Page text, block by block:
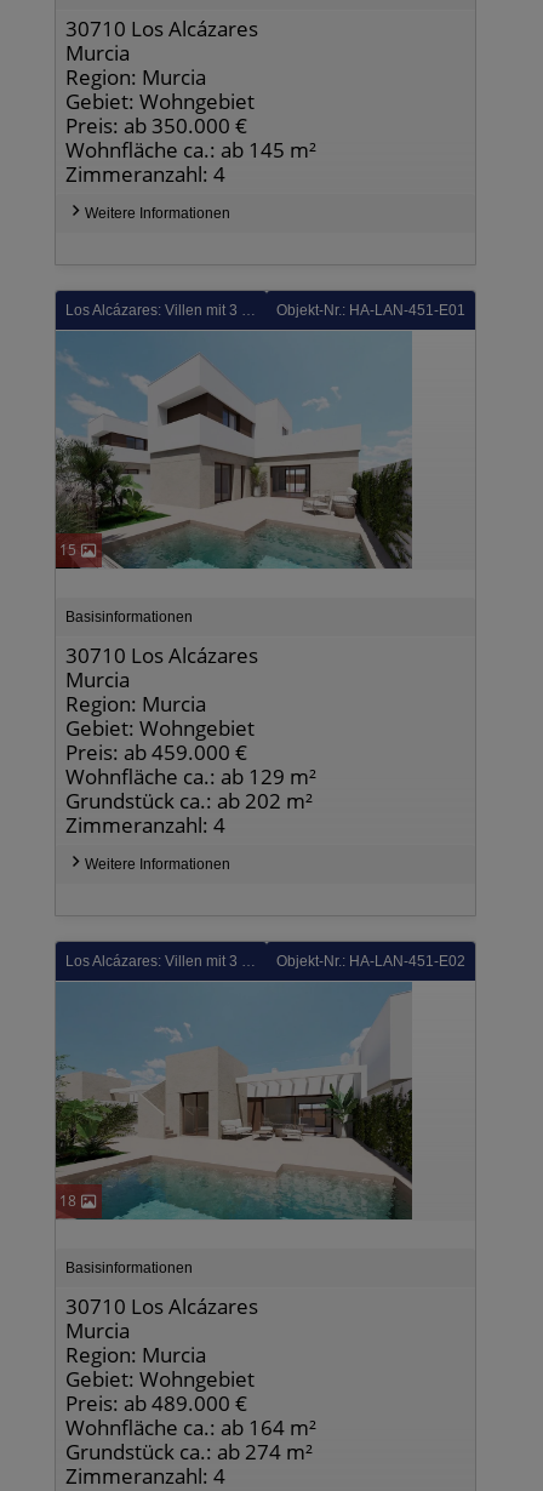
30710 Los Alcázares
Murcia
Region: Murcia
Gebiet: Wohngebiet
Preis: ab 350.000 €
Wohnfläche ca.: ab 145 m²
Zimmeranzahl: 4
Weitere Informationen
Objekt-Nr.: HA-LAN-451-E01
15
Basisinformationen
30710 Los Alcázares
Murcia
Region: Murcia
Gebiet: Wohngebiet
Preis: ab 459.000 €
Wohnfläche ca.: ab 129 m²
Grundstück ca.: ab 202 m²
Zimmeranzahl: 4
Weitere Informationen
Objekt-Nr.: HA-LAN-451-E02
18
Basisinformationen
30710 Los Alcázares
Murcia
Region: Murcia
Gebiet: Wohngebiet
Preis: ab 489.000 €
Wohnfläche ca.: ab 164 m²
Grundstück ca.: ab 274 m²
Zimmeranzahl: 4